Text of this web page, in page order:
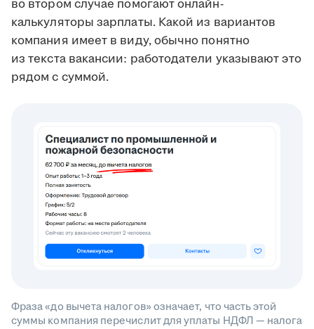
во втором случае помогают онлайн-
калькуляторы зарплаты. Какой из вариантов
компания имеет в виду, обычно понятно
из текста вакансии: работодатели указывают это
рядом с суммой.
Фраза «до вычета налогов» означает, что часть этой
суммы компания перечислит для уплаты НДФЛ — налога